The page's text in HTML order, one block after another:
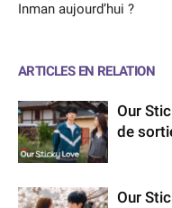
Inman aujourd’hui ?
ARTICLES EN RELATION
Our
de
Our